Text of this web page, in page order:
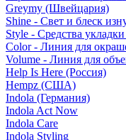
Greymy (Швейцария)
Shine - Свет и блеск
Style - Средства
Color - Линия для
Volume - Линия для
Help Is Here (Россия)
Hempz (США)
Indola (Германия)
Indola Act Now
Indola Care
Indola Styling